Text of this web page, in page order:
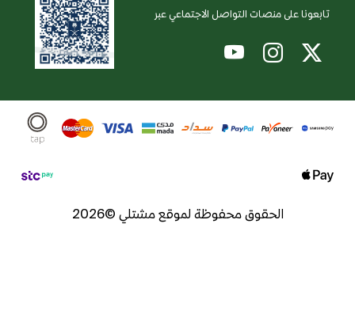
تابعونا على منصات التواصل الاجتماعي عبر
الحقوق محفوظة لموقع مشتلي ©2026